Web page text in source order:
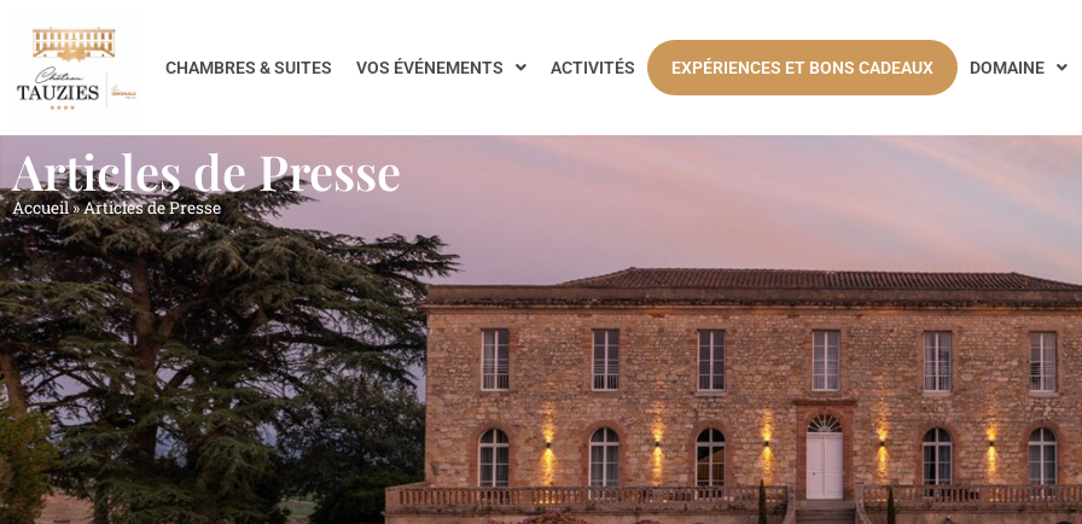
CHAMBRES & SUITES VOS ÉVÉNEMENTS ACTIVITÉS EXPÉRIENCES ET BONS CADEAUX DOMAINE
Articles de Presse
Accueil»Articles de Presse